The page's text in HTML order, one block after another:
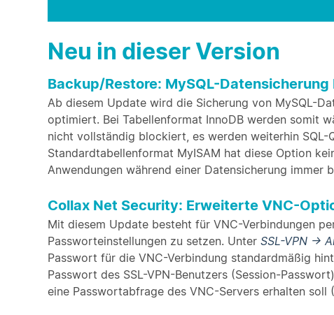
Neu in dieser Version
Backup/Restore: MySQL-
Ab diesem Update wird die Sicherung von MySQL-
optimiert. Bei Tabellenformat InnoDB werden somit
nicht vollständig blockiert, es werden weiterhin
Standardtabellenformat MyISAM hat diese Option
Anwendungen während einer Datensicherung immer
Collax Net Security: Erweiterte VNC-
Mit diesem Update besteht für VNC-Verbindungen
Passworteinstellungen zu setzen. Unter SSL-VPN ->
Passwort für die VNC-Verbindung standardmäßig
Passwort des SSL-VPN-Benutzers (Session-
eine Passwortabfrage des VNC-Servers erhalten soll